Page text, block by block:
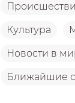
Культура
Новости в
Ближайшие